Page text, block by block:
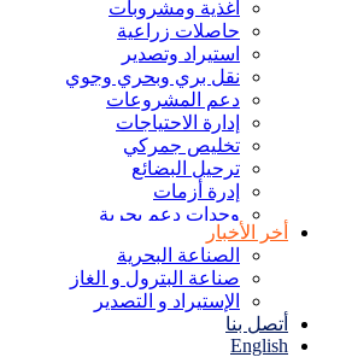
أغذية ومشروبات
حاصلات زراعية
استيراد وتصدير
نقل بري وبحري وجوي
دعم المشروعات
إدارة الاحتياجات
تخليص جمركي
ترحيل البضائع
إدرة أزمات
وحدات دعم بحرية
تفتيش ومعاينة
أعمال بحرية
إدارة مشروعات
تفريغ بالبحر
تموين سفن
أعمال غطس
أخر الأخبار
الصناعة البحرية
صناعة البترول و الغاز
الإستيراد و التصدير
أتصل بنا
English